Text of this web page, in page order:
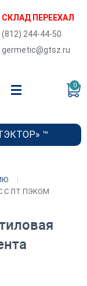
СКЛАД ПЕРЕЕХАЛ
(812) 244-44-50
germetic@gtsz.ru
0
™
С ЛТ ПЭКОМ